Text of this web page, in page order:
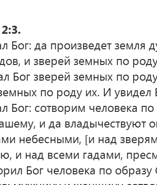
Бог: да произведет
и зверей земных по
Бог зверей земных по
по роду их. И увидел
Бог: сотворим человека
и да владычествуют
небесными, [и над
и над всеми гадами,
Бог человека по